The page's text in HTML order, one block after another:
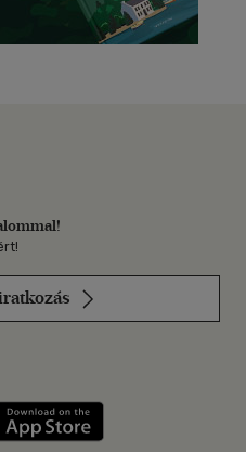
LinkedInen
Szerezd meg: Google